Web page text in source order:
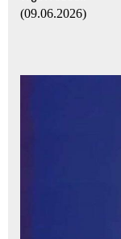
(09.06.2026)